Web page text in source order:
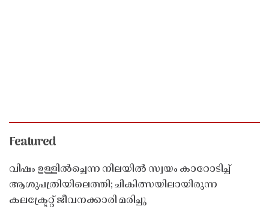
Featured
വിഷം ഉള്ളിൽച്ചെന്ന നിലയിൽ സ്വയം കാറോടിച്ച്
ആശുപത്രിയിലെത്തി; ചികിത്സയിലായിരുന്ന
കലക്ട്രേറ്റ് ജീവനക്കാരി മരിച്ചു